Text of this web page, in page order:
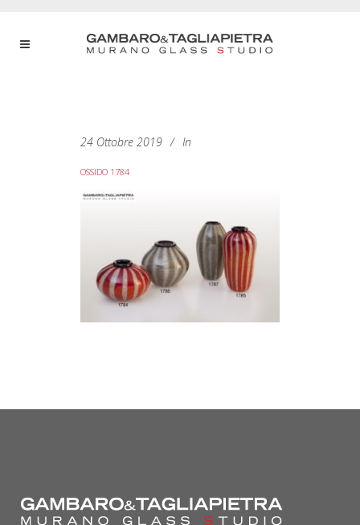
24 Ottobre 2019 In
OSSIDO 1784